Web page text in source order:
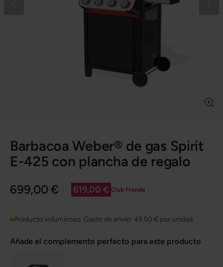
Barbacoa Weber® de gas Spirit
E-425 con plancha de regalo
699,00 € 619,00 € Club Fronda
Producto voluminoso. Gasto de envío: 49,50 € por unidad.
Añade el complemento perfecto para este producto